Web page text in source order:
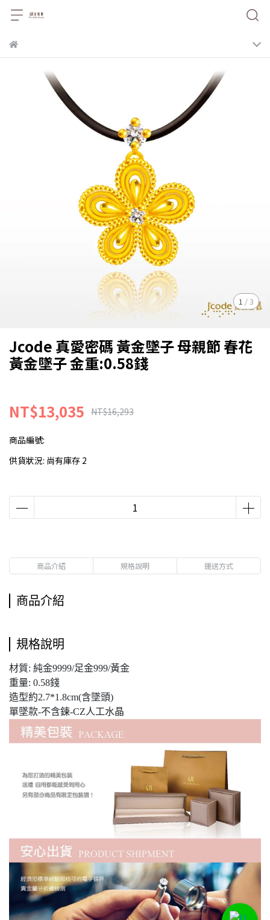
1 /3
Jcode 真愛密碼 黃金墜子 母親節 春花
黃金墜子 金重:0.58錢
NT$13,035 NT$16,293
商品編號:
供貨狀況: 尚有庫存 2
商品介紹 規格說明 運送方式
商品介紹
規格說明
材質: 純金9999/足金999/黃金
重量: 0.58錢
造型約2.7*1.8cm(含墜頭)
單墜款-不含鍊-CZ人工水晶